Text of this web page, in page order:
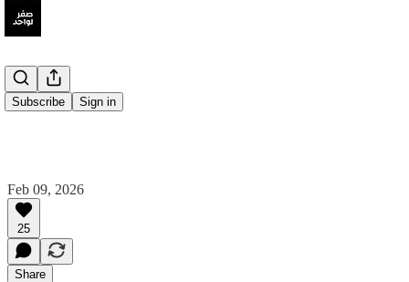
Subscribe Sign in
Feb 09, 2026
25
Share